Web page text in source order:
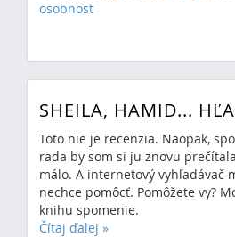
osobnost
SHEILA, HAMID...
Toto nie je recenzia. Naopak,
rada by som si ju znovu
málo. A internetový vyhľadávač
nechce pomôcť. Pomôžete vy?
knihu spomenie.
Čítaj ďalej »